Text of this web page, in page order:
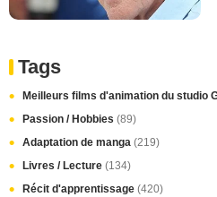
Tags
Meilleurs films d'animation du studio
Passion / Hobbies (89)
Adaptation de manga (219)
Livres / Lecture (134)
Récit d'apprentissage (420)